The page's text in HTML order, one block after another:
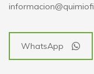
WhatsApp